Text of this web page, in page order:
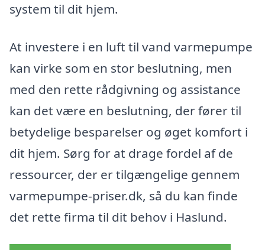
system til dit hjem.
At investere i en luft til vand varmepumpe
kan virke som en stor beslutning, men
med den rette rådgivning og assistance
kan det være en beslutning, der fører til
betydelige besparelser og øget komfort i
dit hjem. Sørg for at drage fordel af de
ressourcer, der er tilgængelige gennem
varmepumpe-priser.dk, så du kan finde
det rette firma til dit behov i Haslund.